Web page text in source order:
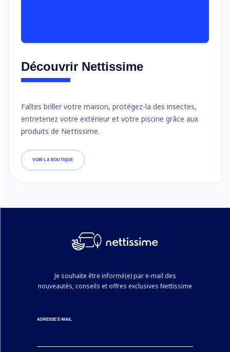
Découvrir Nettissime
Faîtes briller votre maison, protégez-la des insectes,
entretenez votre extérieur et votre piscine grâce aux
produits de Nettissime.
VOIR LA BOUTIQUE
Je souhaite être informé(e) par e-mail des
nouveautés, conseils et offres exclusives Nettissime
ADRESSE E-MAIL